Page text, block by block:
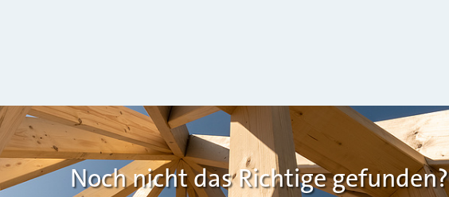
Noch nicht das Richtige gefunden?